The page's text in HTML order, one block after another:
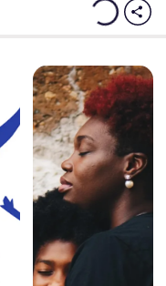
Un « temps pour soi »
Découvrez l'offreUn